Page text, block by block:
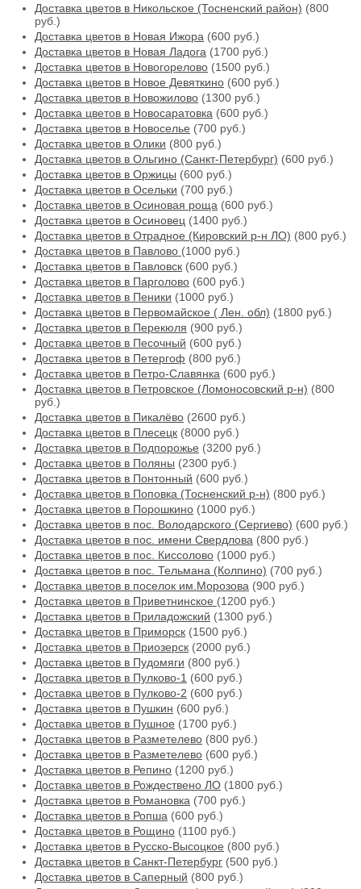
Доставка цветов в Никольское (Тосненский район) (800
руб.)
Доставка цветов в Новая Ижора (600 руб.)
Доставка цветов в Новая Ладога (1700 руб.)
Доставка цветов в Новогорелово (1500 руб.)
Доставка цветов в Новое Девяткино (600 руб.)
Доставка цветов в Новожилово (1300 руб.)
Доставка цветов в Новосаратовка (600 руб.)
Доставка цветов в Новоселье (700 руб.)
Доставка цветов в Олики (800 руб.)
Доставка цветов в Ольгино (Санкт-Петербург) (600 руб.)
Доставка цветов в Оржицы (600 руб.)
Доставка цветов в Осельки (700 руб.)
Доставка цветов в Осиновая роща (600 руб.)
Доставка цветов в Осиновец (1400 руб.)
Доставка цветов в Отрадное (Кировский р-н ЛО) (800 руб.)
Доставка цветов в Павлово (1000 руб.)
Доставка цветов в Павловск (600 руб.)
Доставка цветов в Парголово (600 руб.)
Доставка цветов в Пеники (1000 руб.)
Доставка цветов в Первомайское ( Лен. обл) (1800 руб.)
Доставка цветов в Перекюля (900 руб.)
Доставка цветов в Песочный (600 руб.)
Доставка цветов в Петергоф (800 руб.)
Доставка цветов в Петро-Славянка (600 руб.)
Доставка цветов в Петровское (Ломоносовский р-н) (800
руб.)
Доставка цветов в Пикалёво (2600 руб.)
Доставка цветов в Плесецк (8000 руб.)
Доставка цветов в Подпорожье (3200 руб.)
Доставка цветов в Поляны (2300 руб.)
Доставка цветов в Понтонный (600 руб.)
Доставка цветов в Поповка (Тосненский р-н) (800 руб.)
Доставка цветов в Порошкино (1000 руб.)
Доставка цветов в пос. Володарского (Сергиево) (600 руб.)
Доставка цветов в пос. имени Свердлова (800 руб.)
Доставка цветов в пос. Киссолово (1000 руб.)
Доставка цветов в пос. Тельмана (Колпино) (700 руб.)
Доставка цветов в поселок им.Морозова (900 руб.)
Доставка цветов в Приветнинское (1200 руб.)
Доставка цветов в Приладожский (1300 руб.)
Доставка цветов в Приморск (1500 руб.)
Доставка цветов в Приозерск (2000 руб.)
Доставка цветов в Пудомяги (800 руб.)
Доставка цветов в Пулково-1 (600 руб.)
Доставка цветов в Пулково-2 (600 руб.)
Доставка цветов в Пушкин (600 руб.)
Доставка цветов в Пушное (1700 руб.)
Доставка цветов в Разметелево (800 руб.)
Доставка цветов в Разметелево (600 руб.)
Доставка цветов в Репино (1200 руб.)
Доставка цветов в Рождествено ЛО (1800 руб.)
Доставка цветов в Романовка (700 руб.)
Доставка цветов в Ропша (600 руб.)
Доставка цветов в Рощино (1100 руб.)
Доставка цветов в Русско-Высоцкое (800 руб.)
Доставка цветов в Санкт-Петербург (500 руб.)
Доставка цветов в Саперный (800 руб.)